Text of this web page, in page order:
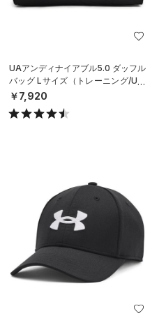
UAアンディナイアブル5.0 ダッフル
バッグ Lサイズ（トレーニング/UNI
SEX）
￥7,920